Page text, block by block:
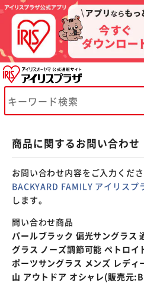
商品に関するお問い合わせ
お問い合わせ内容をご入力くださ
BACKYARD FAMILY アイリスプ
します。
問い合わせ商品
パールブラック 偏光サングラス
グラス ノーズ調節可能 ペトロイ
ポーツサングラス メンズ レディ
山 アウトドア オシャレ(販売元
※ご確認ください
カートに入れる